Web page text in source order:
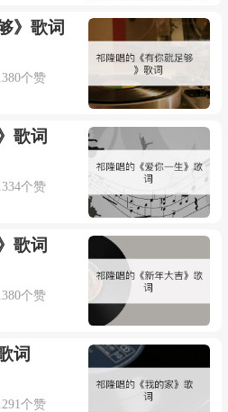
悲欢
相见
》歌词
个赞
歌词
个赞
歌词
个赞
词
个赞